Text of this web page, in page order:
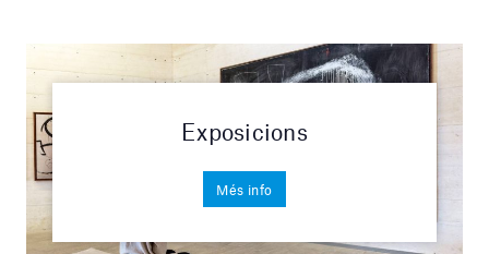
Exposicions
Més info